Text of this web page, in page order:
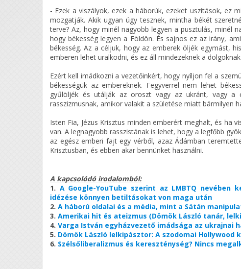
- Ezek a viszályok, ezek a háborúk, ezeket uszítások, ez
mozgatják. Akik ugyan úgy tesznek, mintha békét
terve? Az, hogy minél nagyobb legyen a pusztulás, minél
hogy békesség legyen a Földön. És sajnos ez az irány,
békesség. Az a céljuk, hogy az emberek öljék egymást,
emberen lehet uralkodni, és ez áll mindezeknek a
Ezért kell imádkozni a vezetőinkért, hogy nyíljon fel a
békességük az embereknek. Fegyverrel nem lehet
gyűlöljék és utálják az oroszt vagy az ukránt, vagy a
rasszizmusnak, amikor valakit a születése miatt bármilyen
Isten Fia, Jézus Krisztus minden emberért meghalt, és ha
van. A legnagyobb rasszistának is lehet, hogy a legfőbb
az egész emberi fajt egy vérből, azaz Ádámban
Krisztusban, és ebben akar bennünket használni.
A kapcsolódó irodalomból:
1. A Google-YouTube szerint az LMBTQ nevében
idézése könnyen betiltásokat von maga után
2. A háború oldalai és a média, mint a Sátán
3. Amerikai hit és ateizmus (Dömök László tanár,
4. Varga István egyházvezető imádsága az ukrajnai
5. Dömök László lelkipásztor: A szodomai
6. Szélsőliberalizmus és kereszténység? Nincs